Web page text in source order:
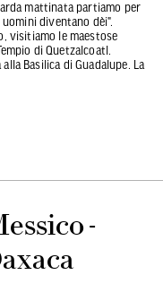
mattinata partiamo per
diventano dèi".
visitiamo le maestose
di Quetzalcoatl.
Basilica di Guadalupe. La
-